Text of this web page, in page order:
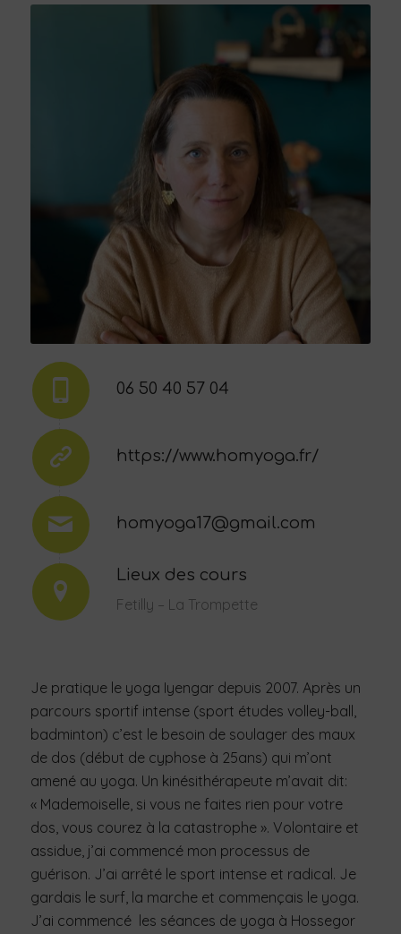
06 50 40 57 04
https://www.homyoga.fr/
homyoga17@gmail.com
Lieux des cours
Fetilly – La Trompette
Je pratique le yoga Iyengar depuis 2007. Après un
parcours sportif intense (sport études volley-ball,
badminton) c’est le besoin de soulager des maux
de dos (début de cyphose à 25ans) qui m’ont
amené au yoga. Un kinésithérapeute m’avait dit:
« Mademoiselle, si vous ne faites rien pour votre
dos, vous courez à la catastrophe ». Volontaire et
assidue, j’ai commencé mon processus de
guérison. J’ai arrêté le sport intense et radical. Je
gardais le surf, la marche et commençais le yoga.
J’ai commencé les séances de yoga à Hossegor